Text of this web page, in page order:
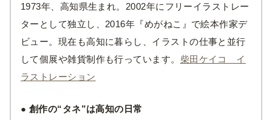
1973年、高知県生まれ。2002年にフリーイラストレー
ターとして独立し、2016年『めがねこ』で絵本作家デ
ビュー。現在も高知に暮らし、イラストの仕事と並行
して個展や雑貨制作も行っています。 柴田ケイコ イ
ラストレーション
● 創作の“タネ”は高知の日常